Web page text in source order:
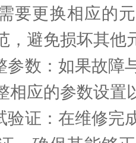
要更换相应的
，避免损坏其他
数：如果故障
相应的参数设置
证：在维修完